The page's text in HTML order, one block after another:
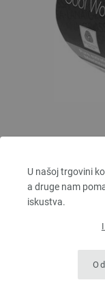
U našoj trgovini
a druge nam
iskustva.
bez PDV-a,